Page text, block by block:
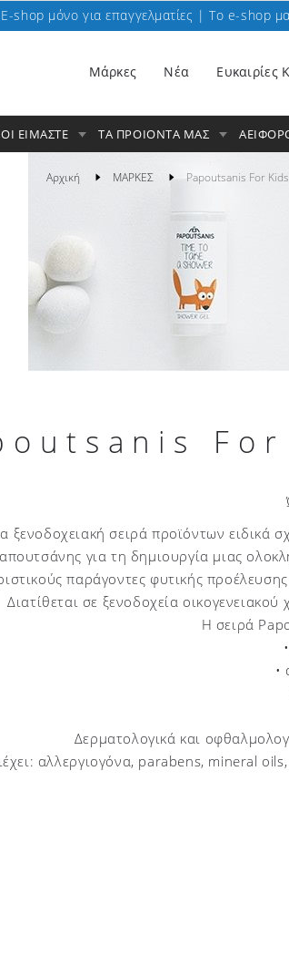
E-shop μόνο για επαγγελματίες | To e-shop
Μάρκες Nέα Ευκαιρίες
ΕΙΜΑΣΤΕ ΤΑ ΠΡΟΙΟΝΤΑ ΜΑΣ
Αρχική ΜΑΡΚΕΣ Papoutsanis For
ξενοδοχειακή σειρά προϊόντων ειδικά
για τη δημιουργία μιας
παράγοντες φυτικής
Διατίθεται σε ξενοδοχεία
Η σειρά
•
Δερματολογικά και
αλλεργιογόνα, parabens, mineral